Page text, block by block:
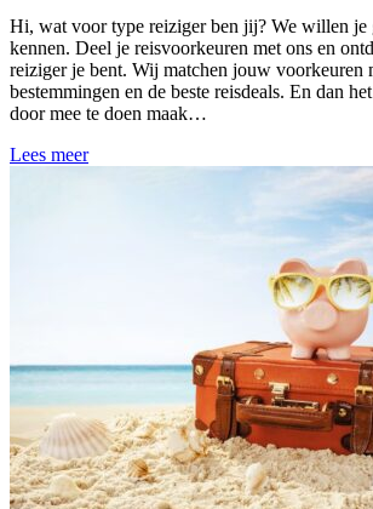
Hi, wat voor type reiziger ben jij? We willen je
kennen. Deel je reisvoorkeuren met ons en
reiziger je bent. Wij matchen jouw voorkeuren
bestemmingen en de beste reisdeals. En dan
door mee te doen maak…
Lees meer